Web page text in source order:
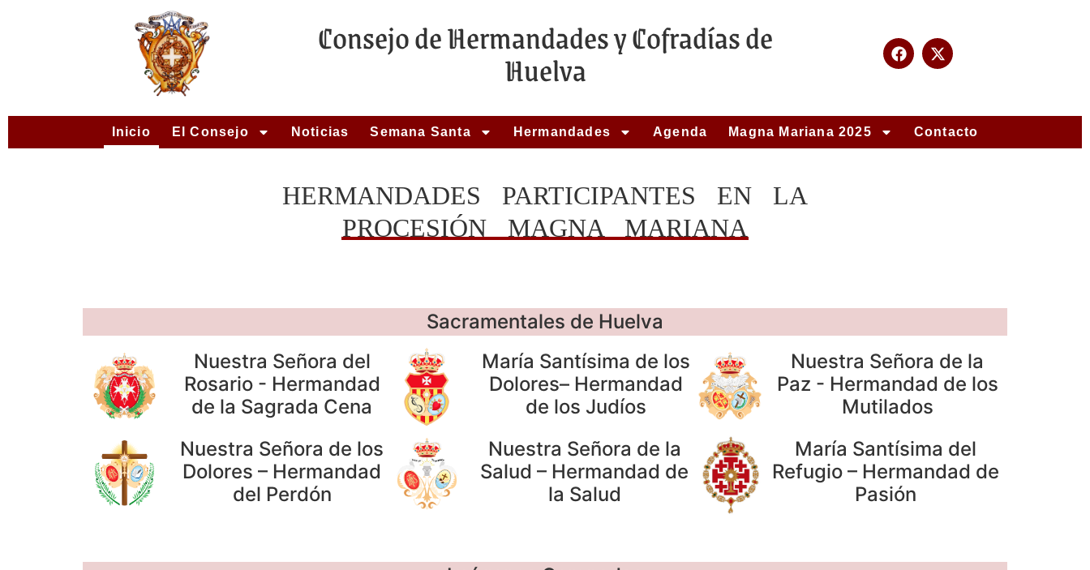
Consejo de Hermandades y Cofradías de
Huelva
Inicio El Consejo Noticias Semana Santa Hermandades Agenda Magna Mariana 2025 Contacto
HERMANDADES PARTICIPANTES EN LA
PROCESIÓN MAGNA MARIANA
Sacramentales de Huelva
Nuestra Señora del
Rosario - Hermandad
de la Sagrada Cena
María Santísima de los
Dolores– Hermandad
de los Judíos
Nuestra Señora de la
Paz - Hermandad de los
Mutilados
Nuestra Señora de los
Dolores – Hermandad
del Perdón
Nuestra Señora de la
Salud – Hermandad de
la Salud
María Santísima del
Refugio – Hermandad de
Pasión